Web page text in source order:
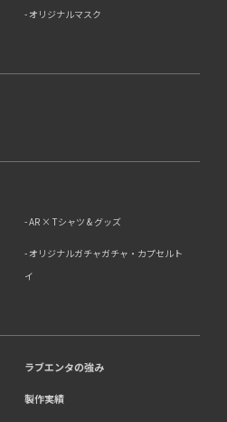
オリジナルマスク
AR × Tシャツ & グッズ
オリジナルガチャガチャ・カプセルト
イ
ラブエンタの強み
製作実績